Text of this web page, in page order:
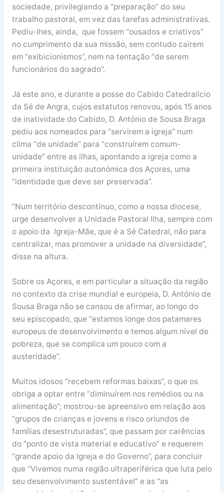
sociedade, privilegiando a “preparação” do seu
trabalho pastoral, em vez das tarefas administrativas.
Pediu-lhes, ainda, que fossem “ousados e criativos”
no cumprimento da sua missão, sem contudo caírem
em “exibicionismos”, nem na tentação “de serem
funcionários do sagrado”.
Já este ano, e durante a posse do Cabido Catedralício
da Sé de Angra, cujos estatutos renovou, após 15 anos
de inatividade do Cabido, D. António de Sousa Braga
pediu aos nomeados para “servirem a igreja” num
clima “de unidade” para “construírem comum-
unidade” entre as ilhas, apontando a igreja como a
primeira instituição autonómica dos Açores, uma
“identidade que deve ser preservada”.
“Num território descontínuo, como a nossa diocese,
urge desenvolver a Unidade Pastoral Ilha, sempre com
o apoio da Igreja-Mãe, que é a Sé Catedral, não para
centralizar, mas promover a unidade na diversidade”,
disse na altura.
Sobre os Açores, e em particular a situação da região
no contexto da crise mundial e europeia, D. António de
Sousa Braga não se cansou de afirmar, ao longo do
seu episcopado, que “estamos longe dos patamares
europeus de desenvolvimento e temos algum nível de
pobreza, que se complica um pouco com a
austeridade”.
Muitos idosos “recebem reformas baixas”, o que os
obriga a optar entre “diminuírem nos remédios ou na
alimentação”; mostrou-se apreensivo em relação aos
“grupos de crianças e jovens e risco oriundos de
famílias desestruturadas”, que passam por carências
do “ponto de vista material e educativo” e requerem
“grande apoio da Igreja e do Governo”, para concluir
que “Vivemos numa região ultraperiférica que luta pelo
seu desenvolvimento sustentável” e as “as